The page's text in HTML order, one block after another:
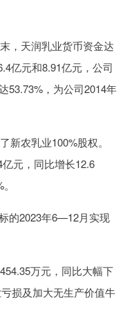
，天润乳业货币资金达
亿元和8.91亿元，公司
53.73%，为公司2014年
农乳业100%股权。
元，同比增长12.6
的2023年6—12月实现
万元，同比大幅下
损及加大无生产价值牛